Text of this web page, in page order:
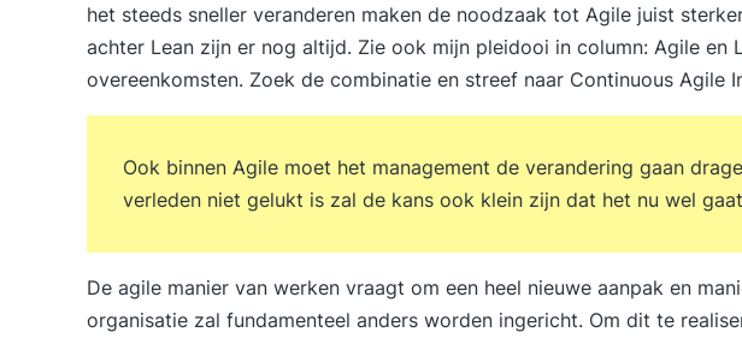
het steeds sneller veranderen maken de noodzaak tot Agile juist
achter Lean zijn er nog altijd. Zie ook mijn pleidooi in column: Agile en
overeenkomsten. Zoek de combinatie en streef naar Continuous Agile
Ook binnen Agile moet het management de verandering gaan
verleden niet gelukt is zal de kans ook klein zijn dat het nu wel
De agile manier van werken vraagt om een heel nieuwe aanpak en
organisatie zal fundamenteel anders worden ingericht. Om dit te